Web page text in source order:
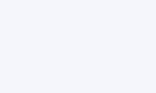
réussie